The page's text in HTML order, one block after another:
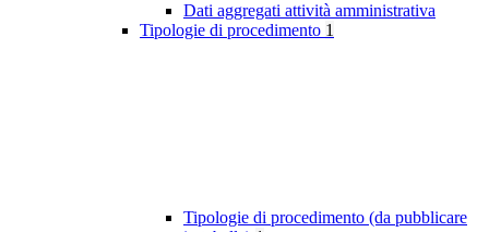
Dati aggregati attività amministrativa
Tipologie di procedimento 1
Tipologie di procedimento (da pubblicare